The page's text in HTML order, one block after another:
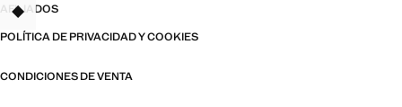
AFILIADOS
POLÍTICA DE PRIVACIDAD Y COOKIES
CONDICIONES DE VENTA